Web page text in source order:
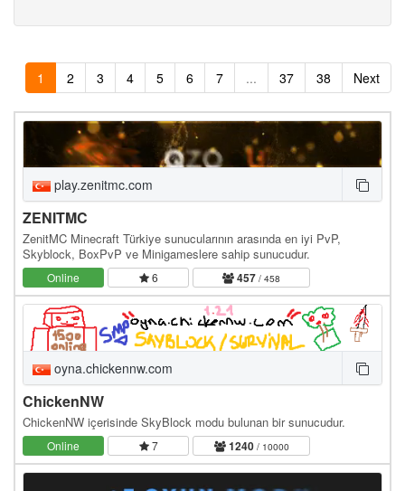
1 2 3 4 5 6 7 ... 37 38 Next
play.zenitmc.com
ZENITMC
ZenitMC Minecraft Türkiye sunucularının arasında en iyi PvP,
Skyblock, BoxPvP ve Minigameslere sahip sunucudur.
Online 6 457 / 458
oyna.chickennw.com
ChickenNW
ChickenNW içerisinde SkyBlock modu bulunan bir sunucudur.
Online 7 1240/ 10000